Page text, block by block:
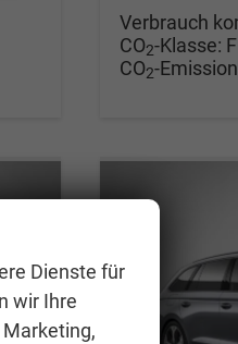
Verbrauch
CO2-Klasse: F
CO2-
Dienste für
wir Ihre